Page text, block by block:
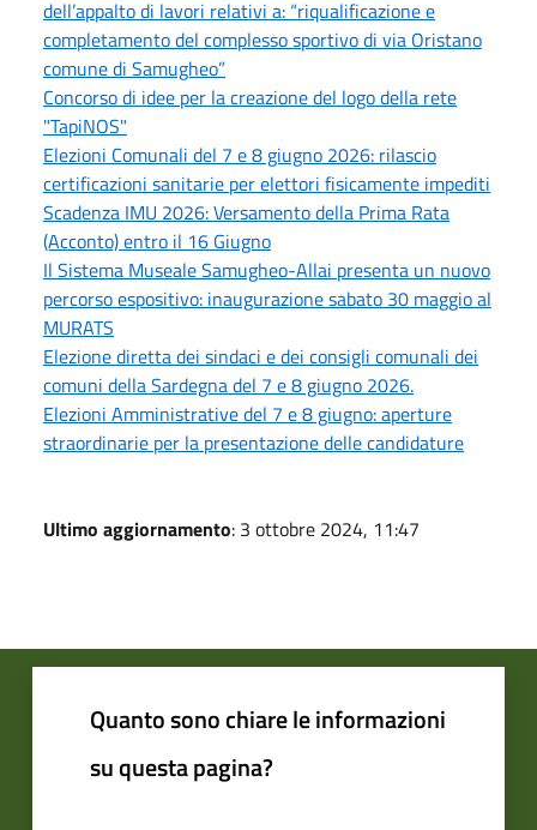
dell’appalto di lavori relativi a: “riqualificazione e
completamento del complesso sportivo di via Oristano
comune di Samugheo”
Concorso di idee per la creazione del logo della rete
"TapiNOS"
Elezioni Comunali del 7 e 8 giugno 2026: rilascio
certificazioni sanitarie per elettori fisicamente impediti
Scadenza IMU 2026: Versamento della Prima Rata
(Acconto) entro il 16 Giugno
Il Sistema Museale Samugheo-Allai presenta un nuovo
percorso espositivo: inaugurazione sabato 30 maggio al
MURATS
Elezione diretta dei sindaci e dei consigli comunali dei
comuni della Sardegna del 7 e 8 giugno 2026.
Elezioni Amministrative del 7 e 8 giugno: aperture
straordinarie per la presentazione delle candidature
Ultimo aggiornamento: 3 ottobre 2024, 11:47
Quanto sono chiare le informazioni
su questa pagina?